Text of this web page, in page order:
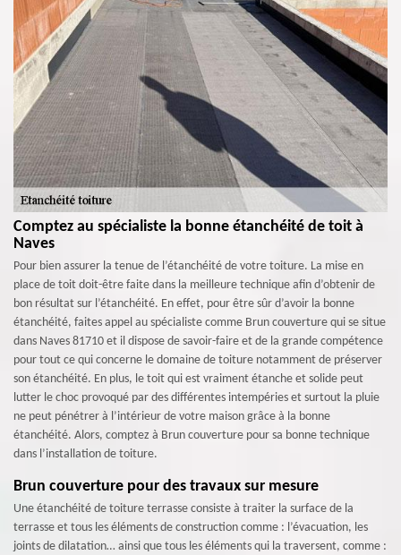
Comptez au spécialiste la bonne étanchéité de toit à
Naves
Pour bien assurer la tenue de l’étanchéité de votre toiture. La mise en
place de toit doit-être faite dans la meilleure technique afin d’obtenir de
bon résultat sur l’étanchéité. En effet, pour être sûr d’avoir la bonne
étanchéité, faites appel au spécialiste comme Brun couverture qui se situe
dans Naves 81710 et il dispose de savoir-faire et de la grande compétence
pour tout ce qui concerne le domaine de toiture notamment de préserver
son étanchéité. En plus, le toit qui est vraiment étanche et solide peut
lutter le choc provoqué par des différentes intempéries et surtout la pluie
ne peut pénétrer à l’intérieur de votre maison grâce à la bonne
étanchéité. Alors, comptez à Brun couverture pour sa bonne technique
dans l’installation de toiture.
Brun couverture pour des travaux sur mesure
Une étanchéité de toiture terrasse consiste à traiter la surface de la
terrasse et tous les éléments de construction comme : l’évacuation, les
joints de dilatation… ainsi que tous les éléments qui la traversent, comme :